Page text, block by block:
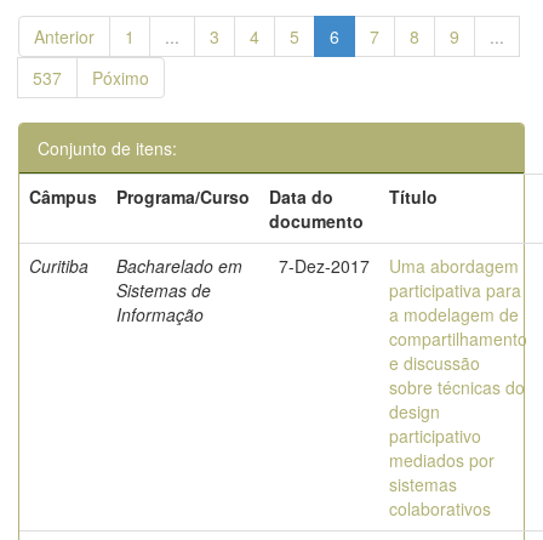
Anterior 1 ... 3 4 5 6 7 8 9
...
537
Póximo
Conjunto de itens:
Câmpus
Programa/Curso
Data do
documento
Título
Curitiba
Bacharelado em
Sistemas de
Informação
7-Dez-2017
Uma abordagem
participativa para
a modelagem de
compartilhamento
e discussão
sobre técnicas do
design
participativo
mediados por
sistemas
colaborativos